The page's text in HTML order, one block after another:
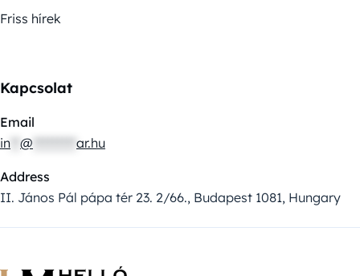
Friss hírek
Kapcsolat
Email
in @ ar.hu
Address
II. János Pál pápa tér 23. 2/66., Budapest 1081, Hungary